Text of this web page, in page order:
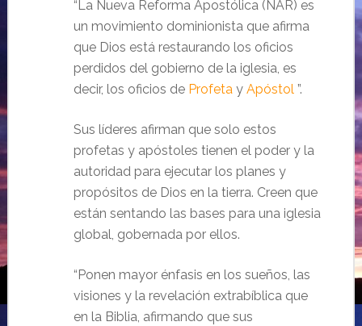
“La Nueva Reforma Apostólica (NAR) es
un movimiento dominionista que afirma
que Dios está restaurando los oficios
perdidos del gobierno de la iglesia, es
decir, los oficios de Profeta y Apóstol ”.
Sus líderes afirman que solo estos
profetas y apóstoles tienen el poder y la
autoridad para ejecutar los planes y
propósitos de Dios en la tierra. Creen que
están sentando las bases para una iglesia
global, gobernada por ellos.
“Ponen mayor énfasis en los sueños, las
visiones y la revelación extrabíblica que
en la Biblia, afirmando que sus